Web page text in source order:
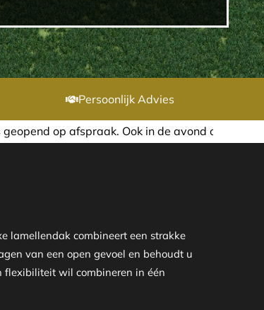
Persoonlijk Advies
de avond of in het weekend nemen wij graag
lamellendak combineert een strakke
van een open gevoel en behoudt u
flexibiliteit wil combineren in één